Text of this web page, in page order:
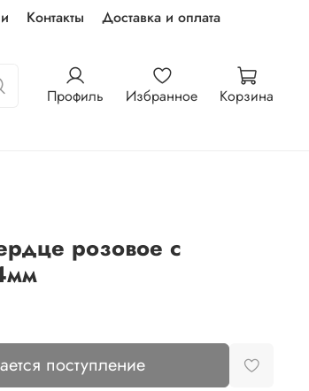
Контакты Доставка и оплата
Профиль Избранное Корзина
розовое с
поступление